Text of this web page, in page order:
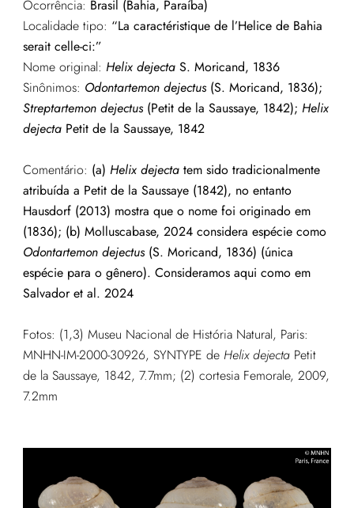
Ocorrência: Brasil (Bahia, Paraíba)
Localidade tipo: “La caractéristique de l’Helice de Bahia
serait celle-ci:”
Nome original: Helix dejectaS. Moricand, 1836
Sinônimos: Odontartemon dejectus(S. Moricand, 1836);
Streptartemon dejectus(Petit de la Saussaye, 1842); Helix
dejectaPetit de la Saussaye, 1842
Comentário: (a) Helix dejectatem sido tradicionalmente
atribuída a Petit de la Saussaye (1842), no entanto
Hausdorf (2013) mostra que o nome foi originado em
(1836); (b) Molluscabase, 2024 considera espécie como
Odontartemon dejectus(S. Moricand, 1836) (única
espécie para o gênero). Consideramos aqui como em
Salvador et al. 2024
Fotos: (1,3) Museu Nacional de História Natural, Paris:
MNHN-IM-2000-30926, SYNTYPE de Helix dejectaPetit
de la Saussaye, 1842, 7.7mm; (2) cortesia Femorale, 2009,
7.2mm